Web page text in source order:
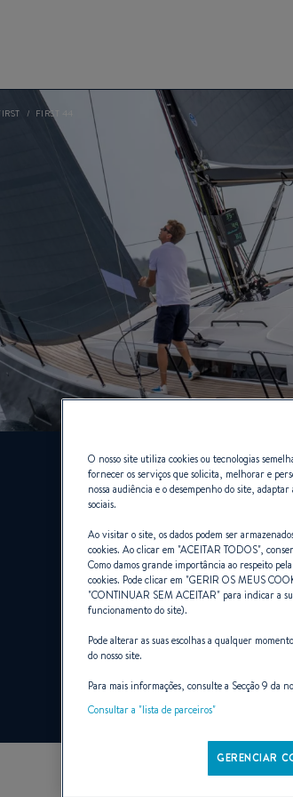
FIRST 44
REALEZA
O nosso site utiliza cookies ou tecnologias
fornecer os serviços que solicita, melhorar e
nossa audiência e o desempenho do site,
sociais.
Ao visitar o site, os dados podem ser
cookies. Ao clicar em "ACEITAR TODOS",
Como damos grande importância ao respeito
cookies. Pode clicar em "GERIR OS MEUS
"CONTINUAR SEM ACEITAR" para indicar a
funcionamento do site).
Pode alterar as suas escolhas a qualquer
do nosso site.
Para mais informações, consulte a Secção 9 da
Consultar a "lista de parceiros"
GERENCIAR